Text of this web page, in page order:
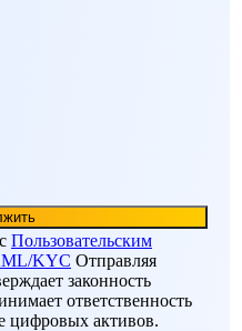
Пользовательским
KYC Отправляя
законность
ответственность
цифровых активов.